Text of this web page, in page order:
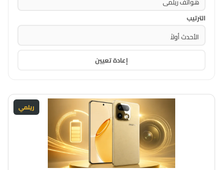
الترتيب
إعادة تعيين
ريلمي